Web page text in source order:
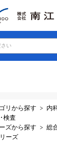
い
リから探す
内
検査
ズから探す
総
ーズ